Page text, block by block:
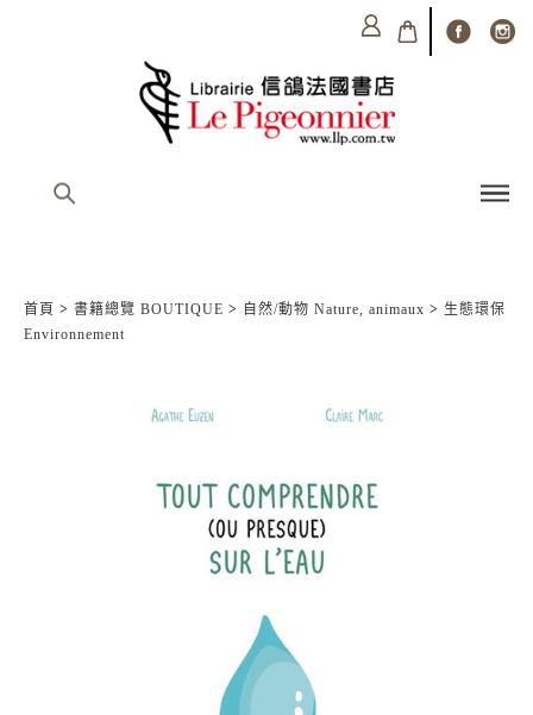
首頁 > 書籍總覽 BOUTIQUE > 自然/動物 Nature, animaux > 生態環保
Environnement